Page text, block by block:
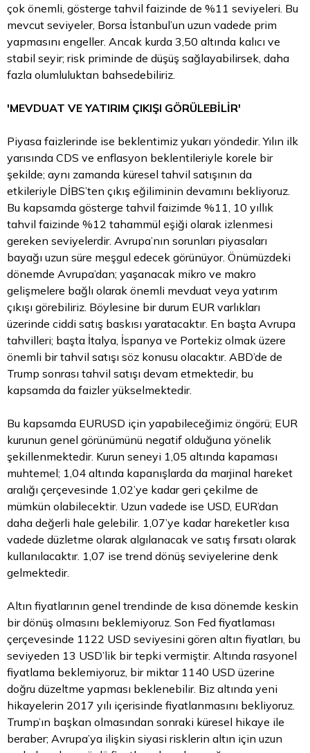
çok önemli, gösterge tahvil faizinde de %11 seviyeleri. Bu
mevcut seviyeler, Borsa İstanbul’un uzun vadede prim
yapmasını engeller. Ancak kurda 3,50 altında kalıcı ve
stabil seyir; risk priminde de düşüş sağlayabilirsek, daha
fazla olumluluktan bahsedebiliriz.
'MEVDUAT VE YATIRIM ÇIKIŞI GÖRÜLEBİLİR'
Piyasa faizlerinde ise beklentimiz yukarı yöndedir. Yılın ilk
yarısında CDS ve enflasyon beklentileriyle korele bir
şekilde; aynı zamanda küresel tahvil satışının da
etkileriyle DİBS’ten çıkış eğiliminin devamını bekliyoruz.
Bu kapsamda gösterge tahvil faizimde %11, 10 yıllık
tahvil faizinde %12 tahammül eşiği olarak izlenmesi
gereken seviyelerdir. Avrupa’nın sorunları piyasaları
bayağı uzun süre meşgul edecek görünüyor. Önümüzdeki
dönemde Avrupa’dan; yaşanacak mikro ve makro
gelişmelere bağlı olarak önemli mevduat veya yatırım
çıkışı görebiliriz. Böylesine bir durum EUR varlıkları
üzerinde ciddi satış baskısı yaratacaktır. En başta Avrupa
tahvilleri; başta İtalya, İspanya ve Portekiz olmak üzere
önemli bir tahvil satışı söz konusu olacaktır. ABD’de de
Trump sonrası tahvil satışı devam etmektedir, bu
kapsamda da faizler yükselmektedir.
Bu kapsamda EURUSD için yapabileceğimiz öngörü; EUR
kurunun genel görünümünü negatif olduğuna yönelik
şekillenmektedir. Kurun seneyi 1,05 altında kapaması
muhtemel; 1,04 altında kapanışlarda da marjinal hareket
aralığı çerçevesinde 1,02’ye kadar geri çekilme de
mümkün olabilecektir. Uzun vadede ise USD, EUR’dan
daha değerli hale gelebilir. 1,07’ye kadar hareketler kısa
vadede düzletme olarak algılanacak ve satış fırsatı olarak
kullanılacaktır. 1,07 ise trend dönüş seviyelerine denk
gelmektedir.
Altın fiyatlarının genel trendinde de kısa dönemde keskin
bir dönüş olmasını beklemiyoruz. Son Fed fiyatlaması
çerçevesinde 1122 USD seviyesini gören altın fiyatları, bu
seviyeden 13 USD’lik bir tepki vermiştir. Altında rasyonel
fiyatlama beklemiyoruz, bir miktar 1140 USD üzerine
doğru düzeltme yapması beklenebilir. Biz altında yeni
hikayelerin 2017 yılı içerisinde fiyatlanmasını bekliyoruz.
Trump’ın başkan olmasından sonraki küresel hikaye ile
beraber; Avrupa’ya ilişkin siyasi risklerin altın için uzun